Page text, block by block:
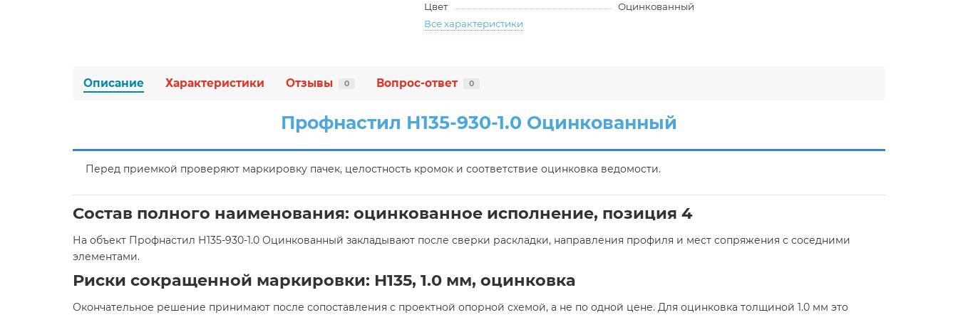
Цвет
Оцинкованный
Все характеристики
Описание Характеристики Отзывы 0 Вопрос-ответ 0
Профнастил Н135-930-1.0 Оцинкованный
Перед приемкой проверяют маркировку пачек, целостность кромок и соответствие оцинковка ведомости.
Состав полного наименования: оцинкованное исполнение, позиция 4
На объект Профнастил Н135-930-1.0 Оцинкованный закладывают после сверки раскладки, направления профиля и мест сопряжения с соседними
элементами.
Риски сокращенной маркировки: Н135, 1.0 мм, оцинковка
Окончательное решение принимают после сопоставления с проектной опорной схемой, а не по одной цене. Для оцинковка толщиной 1.0 мм это